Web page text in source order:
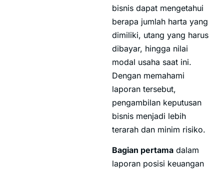
bisnis dapat mengetahui
berapa jumlah harta yang
dimiliki, utang yang harus
dibayar, hingga nilai
modal usaha saat ini.
Dengan memahami
laporan tersebut,
pengambilan keputusan
bisnis menjadi lebih
terarah dan minim risiko.
Bagian pertama dalam
laporan posisi keuangan